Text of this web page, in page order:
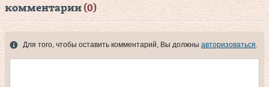
комментарии (0)
Для того, чтобы оставить комментарий, Вы должны авторизоваться